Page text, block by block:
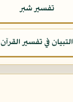
تفسير شبر
التبيان في تفسير القرآن